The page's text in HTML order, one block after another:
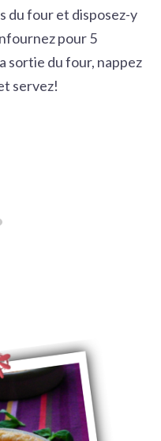
du four et disposez-y
pour 5
sortie du four, nappez
servez!